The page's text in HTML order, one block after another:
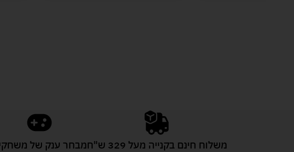
משלוח חינם בקנייה מעל 329 ש"ח מבחר ענק של